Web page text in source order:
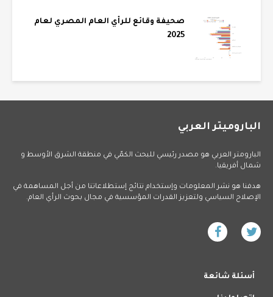
صحيفة وقائع للرأي العام المصري لعام
2025
الباروميتر العربي
البارومتر العربي هو مصدر رئيسي للبحث الكمّي في منطقة الشرق الأوسط و
شمال أفريقيا.
هدفنا هو نشر المعلومات وإستخدام نتائج إستطلاعاتنا من أجل المساهمة في
الإصلاح السياسي ولتعزيز القدرات المؤسسية في مجال بحوث الرأي العام.
أسئلة شائعة